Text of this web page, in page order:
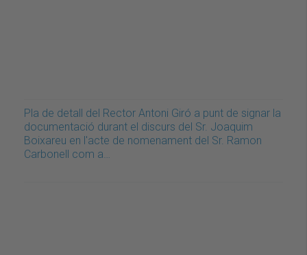
Pla de detall del Rector Antoni Giró a punt de signar la
documentació durant el discurs del Sr. Joaquim
Boixareu en l'acte de nomenament del Sr. Ramon
Carbonell com a…